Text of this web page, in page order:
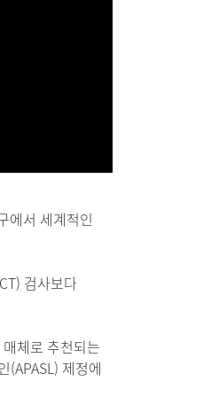
에서 세계적인
검사보다
체로 추천되는
(APASL) 제정에